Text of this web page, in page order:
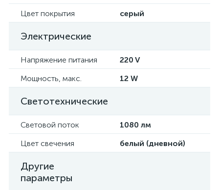
Цвет покрытия
серый
Электрические
Напряжение питания
220 V
Мощность, макс.
12 W
Светотехнические
Световой поток
1080 лм
Цвет свечения
белый (дневной)
Другие
параметры